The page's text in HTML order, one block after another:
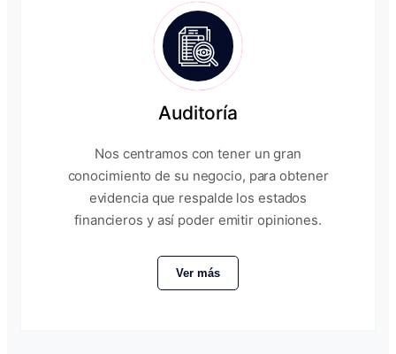
Auditoría
Nos centramos con tener un gran
conocimiento de su negocio, para obtener
evidencia que respalde los estados
financieros y así poder emitir opiniones.
Ver más